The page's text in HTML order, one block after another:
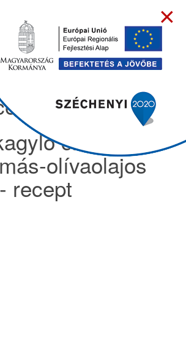
-
citromos-
olívaolajos
recept
×